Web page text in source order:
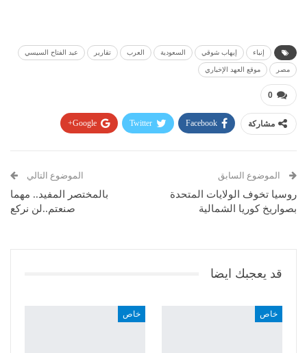
إنباء إيهاب شوقي السعودية العرب تقارير عبد الفتاح السيسي
مصر موقع العهد الإخباري
0
مشاركة Facebook
Twitter
Google+
البريد الإلكتروني
الموضوع السابق
روسيا تخوف الولايات المتحدة
بصواريخ كوريا الشمالية
الموضوع التالي
بالمختصر المفيد.. مهما
صنعتم..لن نركع
قد يعجبك ايضا
خاص خاص